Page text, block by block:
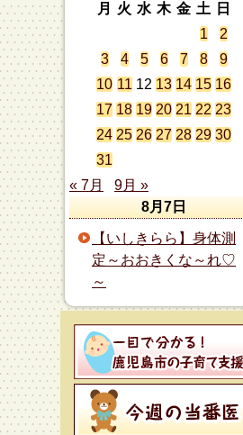
月
火 水 木 金 土
日
1
2
3
4 5 6 7 8
9
10 11 12 13 14 15 16
17 18 19 20 21 22 23
24 25 26 27 28 29 30
31
« 7月
9月 »
8月7日
【いしきらら】身体測
定～おおきくな～れ♡
～